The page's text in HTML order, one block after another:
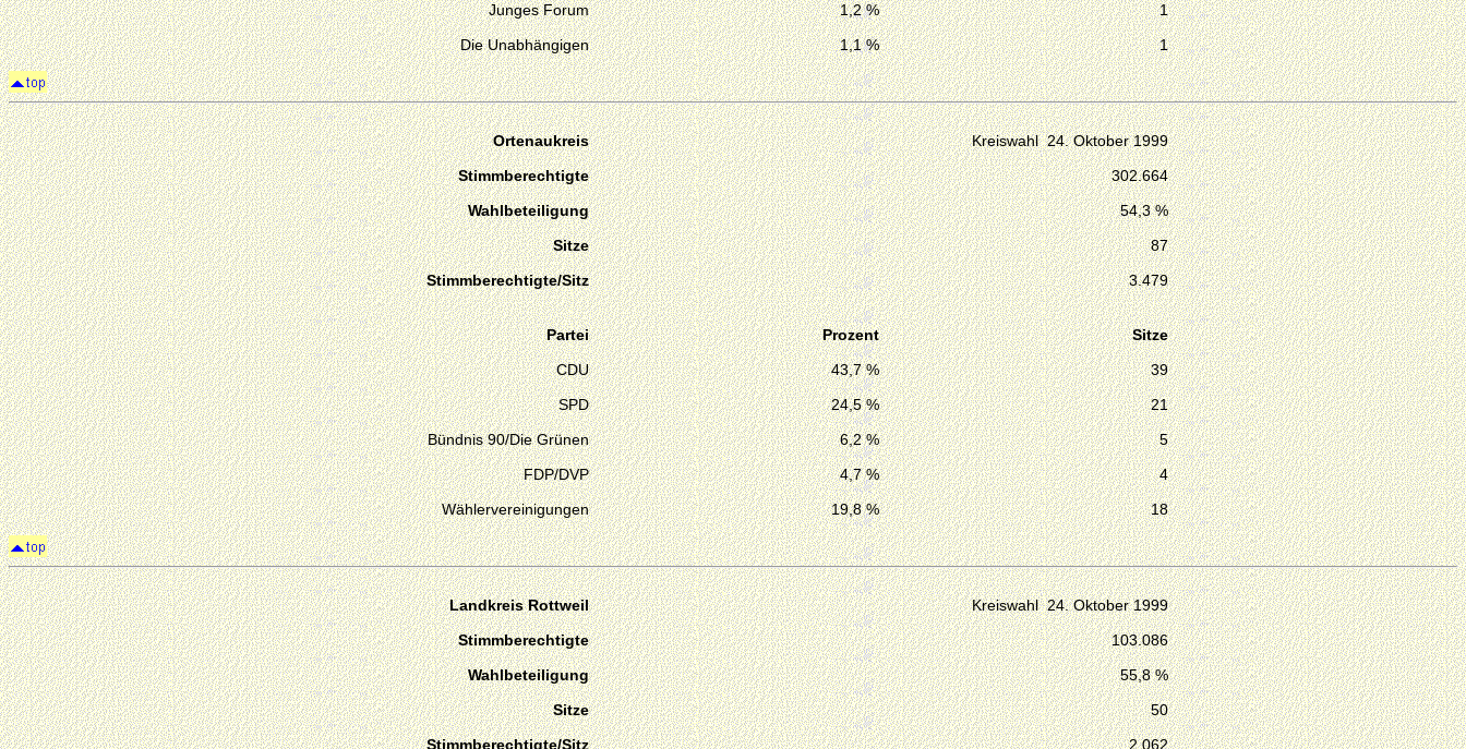
Junges Forum
1,2 %
1
Die Unabhängigen
1,1 % 1
Ortenaukreis
Kreiswahl 24. Oktober 1999
Stimmberechtigte
302.664
Wahlbeteiligung
54,3 %
Sitze
87
Stimmberechtigte/Sitz
3.479
Partei Prozent
Sitze
CDU
43,7 %
39
SPD
24,5 %
21
Bündnis 90/Die Grünen
6,2 %
5
FDP/DVP
4,7 %
4
Wählervereinigungen
19,8 % 18
Landkreis Rottweil
Kreiswahl 24. Oktober 1999
Stimmberechtigte
103.086
Wahlbeteiligung
55,8 %
Sitze
50
Stimmberechtigte/Sitz
2.062